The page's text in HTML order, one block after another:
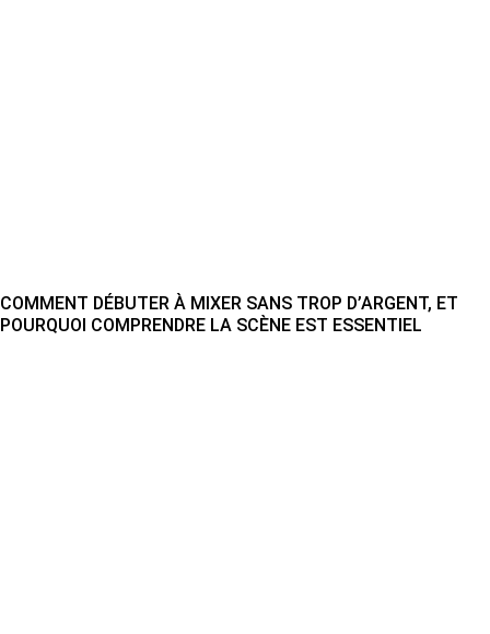
COMMENT DÉBUTER À MIXER SANS TROP D’ARGENT, ET
POURQUOI COMPRENDRE LA SCÈNE EST ESSENTIEL